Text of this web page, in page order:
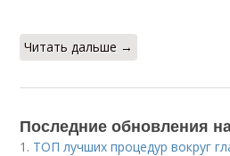
Читать дальше →
Последние обновления
1. ТОП лучших процедур вокруг